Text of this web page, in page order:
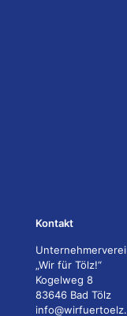
Kontakt
„Wir für Tölz!“
Kogelweg 8
83646 Bad Tölz